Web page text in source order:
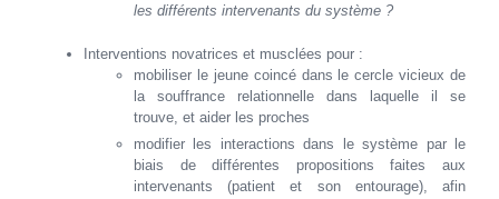
les différents intervenants du système ?
Interventions novatrices et musclées pour :
mobiliser le jeune coincé dans le cercle vicieux de
la souffrance relationnelle dans laquelle il se
trouve, et aider les proches
modifier les interactions dans le système par le
biais de différentes propositions faites aux
intervenants (patient et son entourage), afin